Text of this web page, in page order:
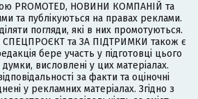
PROMOTED, НОВИНИ КОМПАНІЙ та
та публікуються на правах реклами.
погляди, які в них промотуються.
СПЕЦПРОЄКТ та ЗА ПІДТРИМКИ також є
бере участь у підготовці цього
думки, висловлені у цих матеріалах.
за факти та оціночні
у рекламних матеріалах. Згідно з